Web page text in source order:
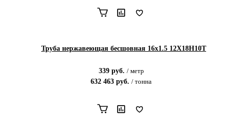
Труба нержавеющая бесшовная 16х1.5 12Х18Н10Т
339руб. / метр
632 463 руб. / тонна